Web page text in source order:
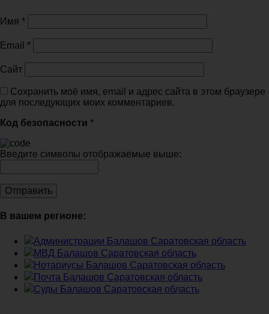
Имя *
Email *
Сайт
Сохранить моё имя, email и адрес сайта в этом браузере
для последующих моих комментариев.
Код безопасности *
Введите символы отображаемые выше:
В вашем регионе:
Администрации Балашов Саратовская область
МВД Балашов Саратовская область
Нотариусы Балашов Саратовская область
Почта Балашов Саратовская область
Суды Балашов Саратовская область